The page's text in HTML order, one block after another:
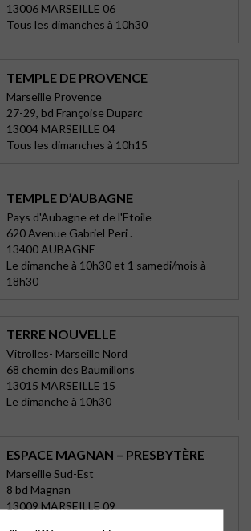
13006 MARSEILLE 06
Tous les dimanches à 10h30
TEMPLE DE PROVENCE
Marseille Provence
27-29, bd Françoise Duparc
13004 MARSEILLE 04
Tous les dimanches à 10h15
TEMPLE D’AUBAGNE
Pays d'Aubagne et de l'Etoile
620 Avenue Gabriel Peri .
13400 AUBAGNE
Le dimanche à 10h30 et 1 samedi/mois à
18h30
TERRE NOUVELLE
Vitrolles- Marseille Nord
68 chemin des Baumillons
13015 MARSEILLE 15
Le dimanche à 10h30
ESPACE MAGNAN – PRESBYTÈRE
Marseille Sud-Est
8 bd Magnan
13009 MARSEILLE 09